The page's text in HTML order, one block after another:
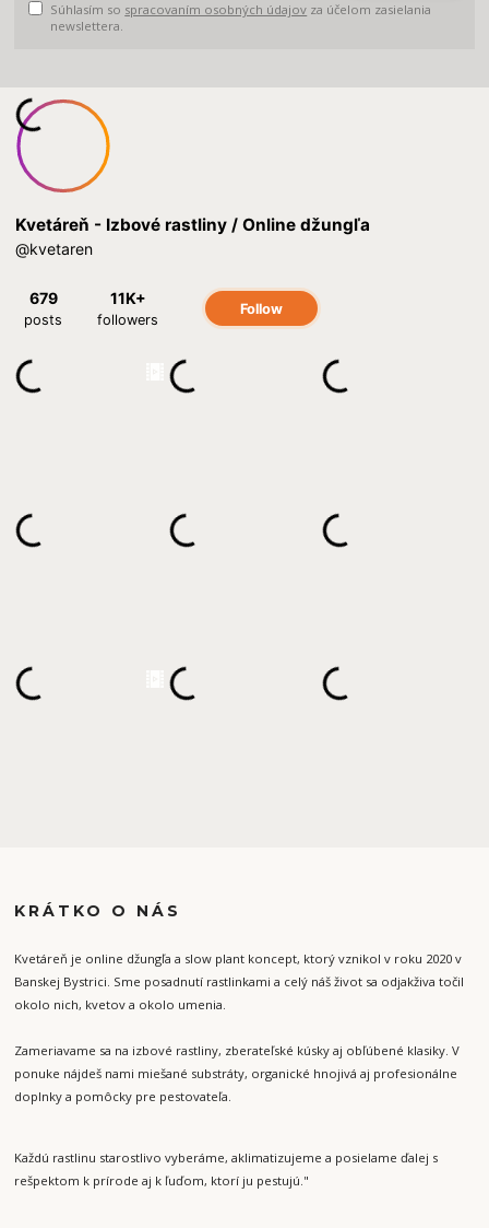
Súhlasím so spracovaním osobných údajov za účelom zasielania
newslettera.
KRÁTKO O NÁS
Kvetáreň je online džungľa a slow plant koncept, ktorý vznikol v roku 2020 v
Banskej Bystrici. Sme posadnutí rastlinkami a celý náš život sa odjakživa točil
okolo nich, kvetov a okolo umenia.
Zameriavame sa na izbové rastliny, zberateľské kúsky aj obľúbené klasiky. V
ponuke nájdeš nami miešané substráty, organické hnojivá aj profesionálne
doplnky a pomôcky pre pestovateľa.
Každú rastlinu starostlivo vyberáme, aklimatizujeme a posielame ďalej s
rešpektom k prírode aj k ľuďom, ktorí ju pestujú."